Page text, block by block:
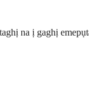
na ị gaghị